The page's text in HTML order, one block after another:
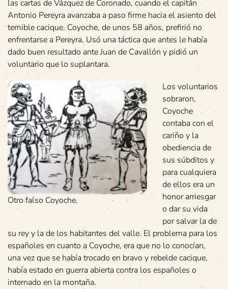
las cartas de Vázquez de Coronado, cuando el capitán
Antonio Pereyra avanzaba a paso firme hacia el asiento del
temible cacique. Coyoche, de unos 58 años, prefirió no
enfrentarse a Pereyra. Usó una táctica que antes le había
dado buen resultado ante Juan de Cavallón y pidió un
voluntario que lo suplantara.
Otro falso Coyoche.
Los voluntarios
sobraron,
Coyoche
contaba con el
cariño y la
obediencia de
sus súbditos y
para cualquiera
de ellos era un
honor arriesgar
o dar su vida
por salvar la de
su rey y la de los habitantes del valle. El problema para los
españoles en cuanto a Coyoche, era que no lo conocían,
una vez que se había trocado en bravo y rebelde cacique,
había estado en guerra abierta contra los españoles o
internado en la montaña.